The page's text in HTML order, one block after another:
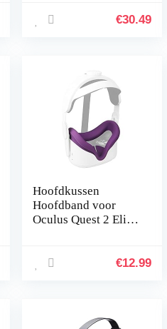
€30.49
Hoofdkussen
Hoofdband voor
Oculus Quest 2 Elite
Zweetbestendige€12.99